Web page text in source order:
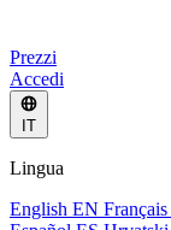
Prezzi
Accedi
IT
Lingua
English EN Français